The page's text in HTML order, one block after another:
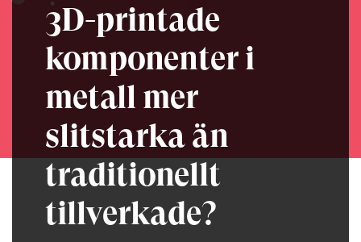
3D-printade
komponenter i
metall mer
slitstarka än
traditionellt
tillverkade?